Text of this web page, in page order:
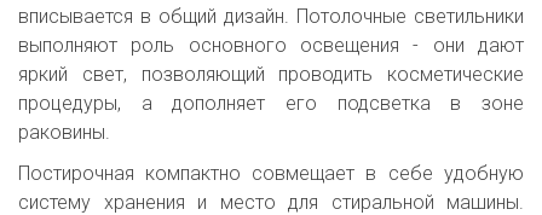
вписывается в общий дизайн. Потолочные светильники
выполняют роль основного освещения - они дают
яркий свет, позволяющий проводить косметические
процедуры, а дополняет его подсветка в зоне
раковины.
Постирочная компактно совмещает в себе удобную
систему хранения и место для стиральной машины.